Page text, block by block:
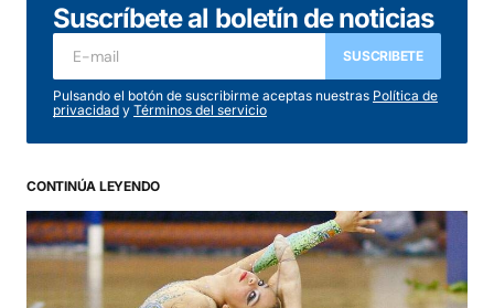
Tu dirección de correo electrónico no será
publicada. Los campos obligatorios están
marcados con
Comentario*
Your Name*
Suscríbete al boletín de noticias
SUSCRIBETE
Pulsando el botón de suscribirme aceptas nuestras Política de
privacidad y Términos del servicio
CONTINÚA LEYENDO